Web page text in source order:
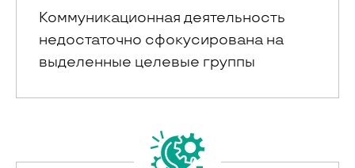
Коммуникационная деятельность
недостаточно сфокусирована на
выделенные целевые группы